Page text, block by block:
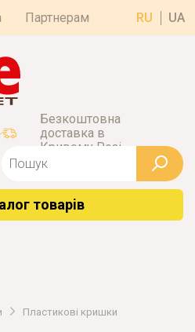
Партнерам RU UA
Безкоштовна
доставка в
Кривому Розі
товарiв
Пластикові кришки